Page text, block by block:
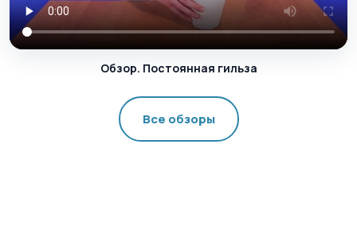
Обзор. Постоянная гильза
Все обзоры